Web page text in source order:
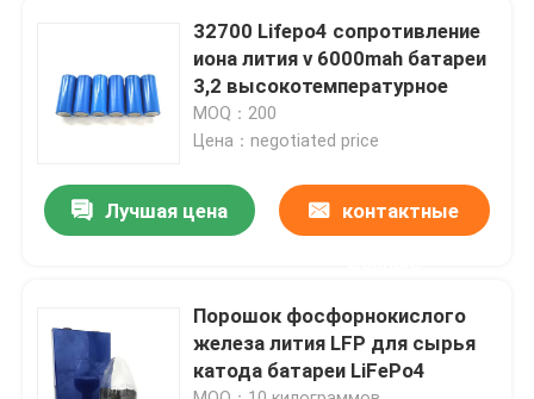
контроль качества
Новости
Батарея иона LiFePO4 лития
32700 Lifepo4 сопротивление
иона лития v 6000mah батареи
3,2 высокотемпературное
MOQ：200
Цена：negotiated price
Лучшая цена контактные
Порошок фосфорнокислого
железа лития LFP для сырья
катода батареи LiFePo4